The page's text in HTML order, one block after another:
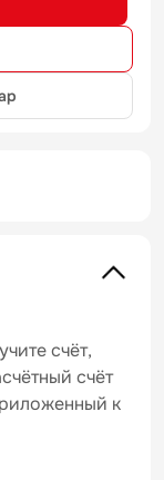
счёт,
счёт
к